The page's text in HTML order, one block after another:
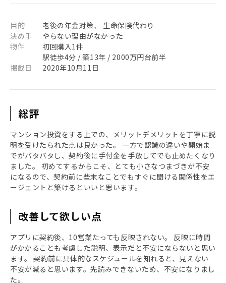
目的
老後の年金対策、 生命保険代わり
決め手
やらない理由がなかった
物件
初回購入1件
駅徒歩4分 / 築13年 / 2000万円台前半
掲載日
2020年10月11日
総評
マンション投資をする上での、メリットデメリットを丁寧に説
明を受けたられた点は良かった。 一方で認識の違いや開始ま
でがバタバタし、契約後に手付金を手放してでも止めたくなり
ました。 初めてするからこそ、とても小さなつまづきが不安
になるので、契約前に些末なことでもすぐに聞ける関係性をエ
ージェントと築けるといいと思います。
改善して欲しい点
アプリに契約後、10営業たっても反映されない。 反映に時間
がかかることも考慮した説明、表示だと不安にならないと思い
ます。 契約前に具体的なスケジュールを知れると、見えない
不安が減ると思います。先読みできないため、不安になりまし
た。